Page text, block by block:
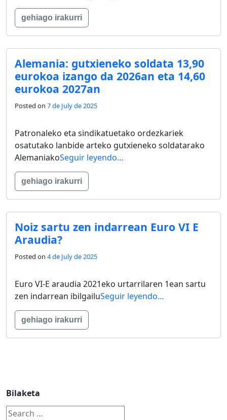
gehiago irakurri
Alemania: gutxieneko soldata 13,90
eurokoa izango da 2026an eta 14,60
eurokoa 2027an
Posted on 7 de July de 2025
Patronaleko eta sindikatuetako ordezkariek
osatutako lanbide arteko gutxieneko soldatarako
AlemaniakoSeguir leyendo…
gehiago irakurri
Noiz sartu zen indarrean Euro VI E
Araudia?
Posted on 4 de July de 2025
Euro VI-E araudia 2021eko urtarrilaren 1ean sartu
zen indarrean ibilgailuSeguir leyendo…
gehiago irakurri
Bilaketa